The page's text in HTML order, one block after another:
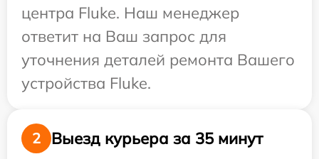
центра Fluke. Наш менеджер
ответит на Ваш запрос для
уточнения деталей ремонта Вашего
устройства Fluke.
2
Выезд курьера за 35 минут